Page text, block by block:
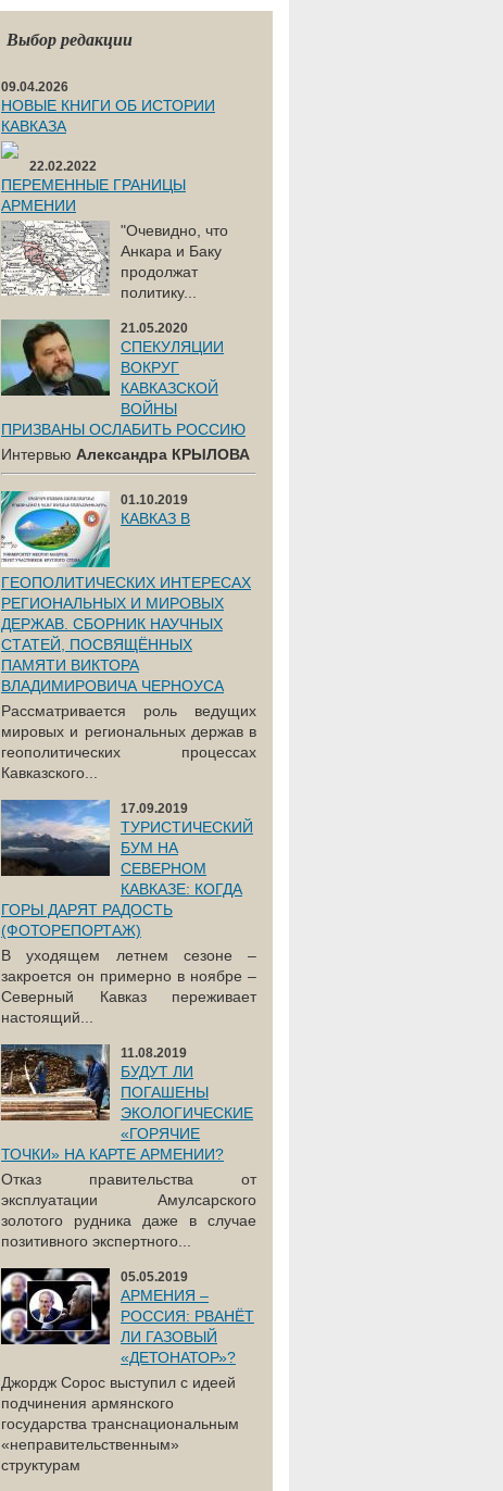
Выбор редакции
09.04.2026
НОВЫЕ КНИГИ ОБ ИСТОРИИ
КАВКАЗА
22.02.2022
ПЕРЕМЕННЫЕ ГРАНИЦЫ
АРМЕНИИ
"Очевидно, что
Анкара и Баку
продолжат
политику...
21.05.2020
СПЕКУЛЯЦИИ
ВОКРУГ
КАВКАЗСКОЙ
ВОЙНЫ
ПРИЗВАНЫ ОСЛАБИТЬ РОССИЮ
Интервью Александра КРЫЛОВА
01.10.2019
КАВКАЗ В
ГЕОПОЛИТИЧЕСКИХ ИНТЕРЕСАХ
РЕГИОНАЛЬНЫХ И МИРОВЫХ
ДЕРЖАВ. СБОРНИК НАУЧНЫХ
СТАТЕЙ, ПОСВЯЩЁННЫХ
ПАМЯТИ ВИКТОРА
ВЛАДИМИРОВИЧА ЧЕРНОУСА
Рассматривается роль ведущих
мировых и региональных держав в
геополитических процессах
Кавказского...
17.09.2019
ТУРИСТИЧЕСКИЙ
БУМ НА
СЕВЕРНОМ
КАВКАЗЕ: КОГДА
ГОРЫ ДАРЯТ РАДОСТЬ
(ФОТОРЕПОРТАЖ)
В уходящем летнем сезоне –
закроется он примерно в ноябре –
Северный Кавказ переживает
настоящий...
11.08.2019
БУДУТ ЛИ
ПОГАШЕНЫ
ЭКОЛОГИЧЕСКИЕ
«ГОРЯЧИЕ
ТОЧКИ» НА КАРТЕ АРМЕНИИ?
Отказ правительства от
эксплуатации Амулсарского
золотого рудника даже в случае
позитивного экспертного...
05.05.2019
АРМЕНИЯ –
РОССИЯ: РВАНЁТ
ЛИ ГАЗОВЫЙ
«ДЕТОНАТОР»?
Джордж Сорос выступил с идеей
подчинения армянского
государства транснациональным
«неправительственным»
структурам